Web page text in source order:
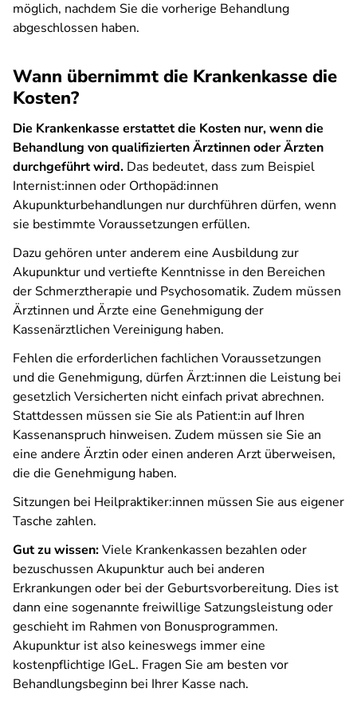
möglich, nachdem Sie die vorherige Behandlung
abgeschlossen haben.
Wann übernimmt die Krankenkasse die
Kosten?
Die Krankenkasse erstattet die Kosten nur, wenn die
Behandlung von qualifizierten Ärztinnen oder Ärzten
durchgeführt wird. Das bedeutet, dass zum Beispiel
Internist:innen oder Orthopäd:innen
Akupunkturbehandlungen nur durchführen dürfen, wenn
sie bestimmte Voraussetzungen erfüllen.
Dazu gehören unter anderem eine Ausbildung zur
Akupunktur und vertiefte Kenntnisse in den Bereichen
der Schmerztherapie und Psychosomatik. Zudem müssen
Ärztinnen und Ärzte eine Genehmigung der
Kassenärztlichen Vereinigung haben.
Fehlen die erforderlichen fachlichen Voraussetzungen
und die Genehmigung, dürfen Ärzt:innen die Leistung bei
gesetzlich Versicherten nicht einfach privat abrechnen.
Stattdessen müssen sie Sie als Patient:in auf Ihren
Kassenanspruch hinweisen. Zudem müssen sie Sie an
eine andere Ärztin oder einen anderen Arzt überweisen,
die die Genehmigung haben.
Sitzungen bei Heilpraktiker:innen müssen Sie aus eigener
Tasche zahlen.
Gut zu wissen:Viele Krankenkassen bezahlen oder
bezuschussen Akupunktur auch bei anderen
Erkrankungen oder bei der Geburtsvorbereitung. Dies ist
dann eine sogenannte freiwillige Satzungsleistung oder
geschieht im Rahmen von Bonusprogrammen.
Akupunktur ist also keineswegs immer eine
kostenpflichtige IGeL. Fragen Sie am besten vor
Behandlungsbeginn bei Ihrer Kasse nach.